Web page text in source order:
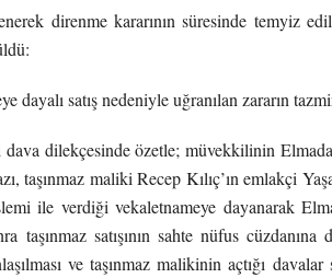
direnme kararının süresinde temyiz
dayalı satış nedeniyle uğranılan zararın
dilekçesinde özetle; müvekkilinin
taşınmaz maliki Recep Kılıç’ın emlakçi
ile verdiği vekaletnameye dayanarak
taşınmaz satışının sahte nüfus
ve taşınmaz malikinin açtığı